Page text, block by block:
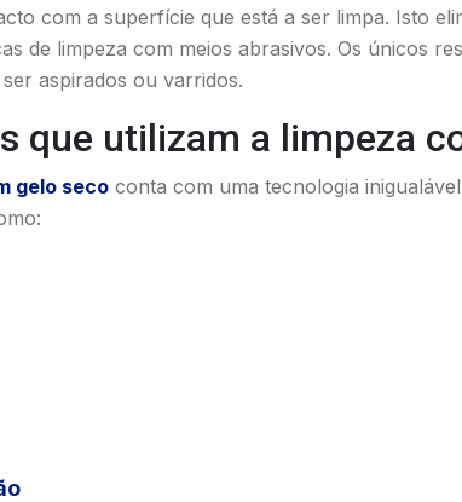
com a superfície que está a ser limpa. Isto
de limpeza com meios abrasivos. Os únicos
aspirados ou varridos.
que utilizam a limpeza
gelo seco conta com uma tecnologia